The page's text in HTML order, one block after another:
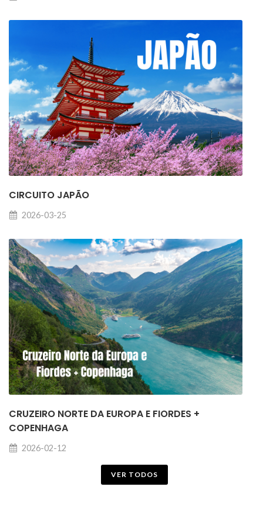
CIRCUITO JAPÃO
2026-03-25
CRUZEIRO NORTE DA EUROPA E FIORDES +
COPENHAGA
2026-02-12
VER TODOS